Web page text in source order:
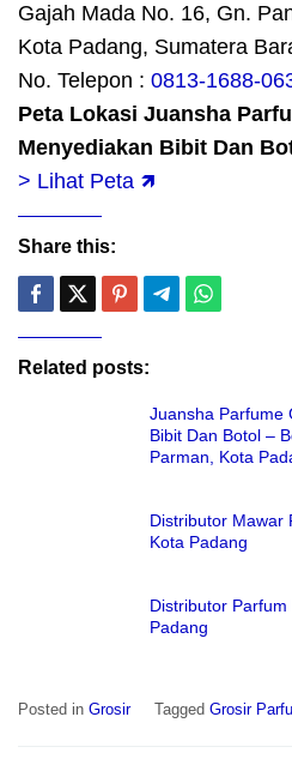
Gajah Mada No. 16, Gn.
Kota Padang, Sumatera
No. Telepon : 0813-1688-
Peta Lokasi Juansha
Menyediakan Bibit Dan
> Lihat Peta 🡽
Share this:
Related posts:
Juansha Parfume
Bibit Dan Botol –
Parman, Kota
Distributor Mawar
Kota Padang
Distributor
Padang
Posted in Grosir Tagged Grosir